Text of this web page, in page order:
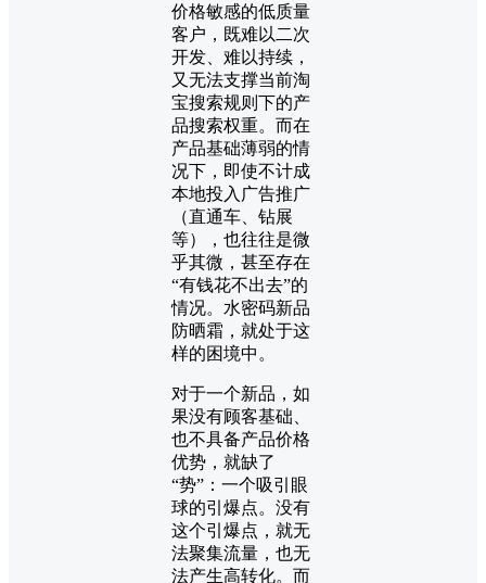
价格敏感的低质量
客户，既难以二次
开发、难以持续，
又无法支撑当前淘
宝搜索规则下的产
品搜索权重。而在
产品基础薄弱的情
况下，即使不计成
本地投入广告推广
（直通车、钻展
等），也往往是微
乎其微，甚至存在
“有钱花不出去”的
情况。水密码新品
防晒霜，就处于这
样的困境中。
对于一个新品，如
果没有顾客基础、
也不具备产品价格
优势，就缺了
“势”：一个吸引眼
球的引爆点。没有
这个引爆点，就无
法聚集流量，也无
法产生高转化。而